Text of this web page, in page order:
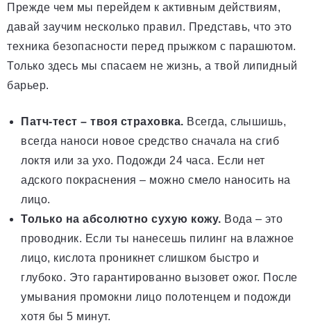
Прежде чем мы перейдем к активным действиям,
давай заучим несколько правил. Представь, что это
техника безопасности перед прыжком с парашютом.
Только здесь мы спасаем не жизнь, а твой липидный
барьер.
Патч-тест – твоя страховка. Всегда, слышишь,
всегда наноси новое средство сначала на сгиб
локтя или за ухо. Подожди 24 часа. Если нет
адского покраснения – можно смело наносить на
лицо.
Только на абсолютно сухую кожу. Вода – это
проводник. Если ты нанесешь пилинг на влажное
лицо, кислота проникнет слишком быстро и
глубоко. Это гарантированно вызовет ожог. После
умывания промокни лицо полотенцем и подожди
хотя бы 5 минут.